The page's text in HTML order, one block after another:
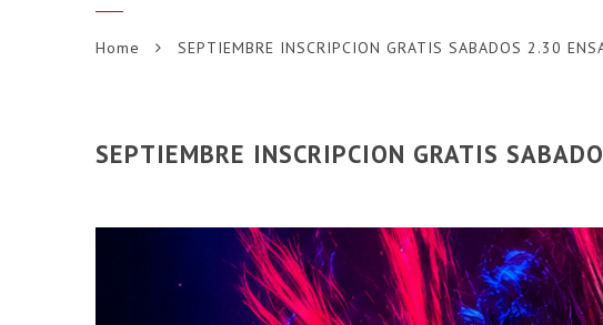
Home SEPTIEMBRE INSCRIPCION GRATIS SABADOS 2.30
SEPTIEMBRE INSCRIPCION GRATIS